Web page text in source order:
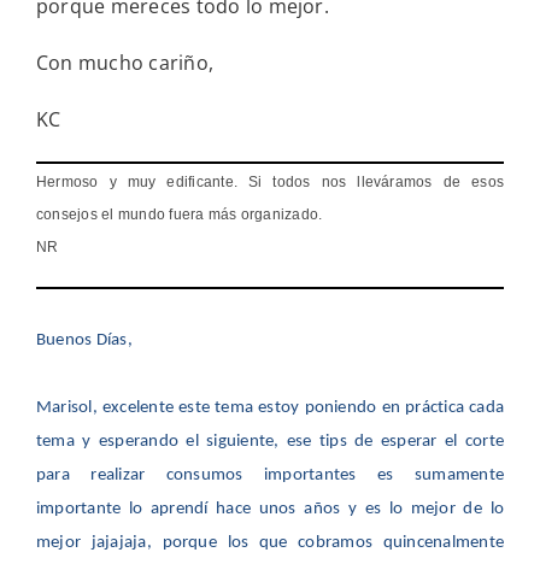
porque mereces todo lo mejor.
Con mucho cariño,
KC
Hermoso y muy edificante. Si todos nos lleváramos de esos
consejos el mundo fuera más organizado.
NR
Buenos Días,
Marisol, excelente este tema estoy poniendo en práctica cada
tema y esperando el siguiente, ese tips de esperar el corte
para realizar consumos importantes es sumamente
importante lo aprendí hace unos años y es lo mejor de lo
mejor jajajaja, porque los que cobramos quincenalmente